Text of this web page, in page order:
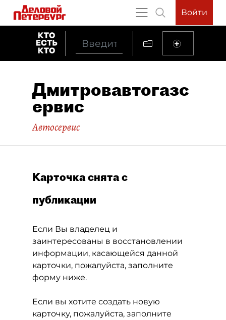
Войти
Дмитровавтогазс
ервис
Автосервис
Карточка снята с
публикации
Если Вы владелец и
заинтересованы в восстановлении
информации, касающейся данной
карточки, пожалуйста, заполните
форму ниже.
Если вы хотите создать новую
карточку, пожалуйста, заполните